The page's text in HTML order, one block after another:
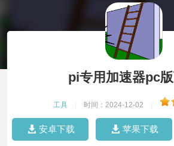
pi专用加速器pc
工具 时间：2024-12-02
安卓下载 苹果下载